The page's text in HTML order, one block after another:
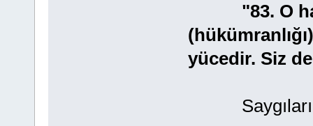
"83. O
yücedir. Siz